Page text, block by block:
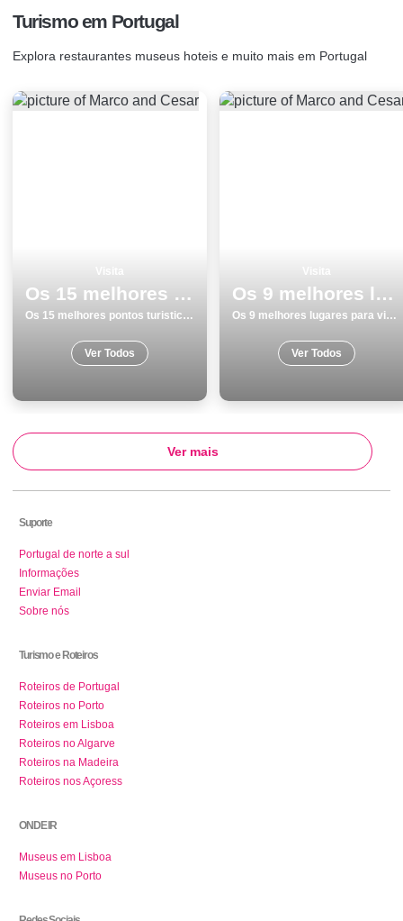
Turismo em Portugal
Explora restaurantes museus hoteis e muito mais em Portugal
Os 15 melhores pontos turisticos e passeios em Viana do Castelo
Os 15 melhores pontos turisticos e passeios em Viana do Castelo
Ver Todos
Os 9 melhores lugares para visitar em Odemira
Os 9 melhores lugares para visitar em Odemira
Ver Todos
Ver mais
Suporte
Portugal de norte a sul
Informações
Enviar Email
Sobre nós
Turismo e Roteiros
Roteiros de Portugal
Roteiros no Porto
Roteiros em Lisboa
Roteiros no Algarve
Roteiros na Madeira
Roteiros nos Açoress
ONDE IR
Museus em Lisboa
Museus no Porto